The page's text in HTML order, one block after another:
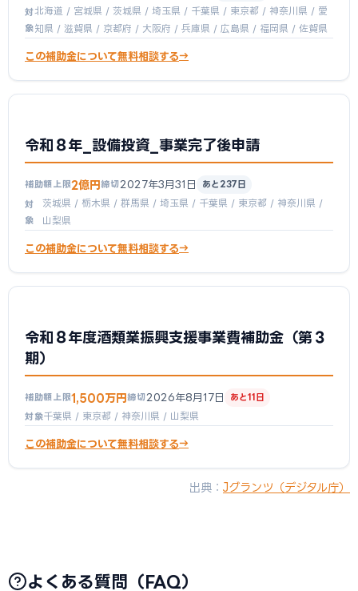
対
象
北海道 / 宮城県 / 茨城県 / 埼玉県 / 千葉県 / 東京都 / 神奈川県 / 愛
知県 / 滋賀県 / 京都府 / 大阪府 / 兵庫県 / 広島県 / 福岡県 / 佐賀県
この補助金について無料相談する
令和８年_設備投資_事業完了後申請
補助額上限2億円締切 2027年3月31日 あと237日
対
象
茨城県 / 栃木県 / 群馬県 / 埼玉県 / 千葉県 / 東京都 / 神奈川県 /
山梨県
この補助金について無料相談する
令和８年度酒類業振興支援事業費補助金（第３
期）
補助額上限1,500万円締切 2026年8月17日
あと11日
対象千葉県 / 東京都 / 神奈川県 / 山梨県
この補助金について無料相談する
出典： Jグランツ（デジタル庁）
よくある質問（FAQ）